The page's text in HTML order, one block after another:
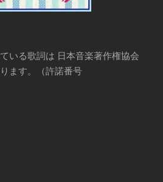
いる歌詞は 日本音楽著作権協会
ます。（許諾番号